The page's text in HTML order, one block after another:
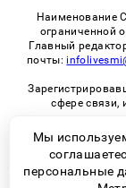
Наименование
ограниченной
Главный
почты:
сфере связи,
Мы
персональные